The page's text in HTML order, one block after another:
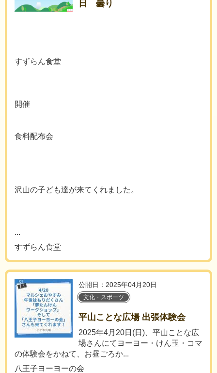
日 曇り
すずらん食堂
開催
食料配布会
沢山の子ども達が来てくれました。
...
すずらん食堂
公開日：2025年04月20日
文化・スポーツ
平山ことな広場 出張体験会
2025年4月20日(日)、平山ことな広
場さんにてヨーヨー・けん玉・コマ
の体験会をかねて、お昼ごろか...
八王子ヨーヨーの会